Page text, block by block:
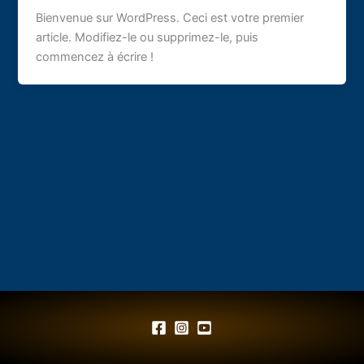
Bienvenue sur WordPress. Ceci est votre premier
article. Modifiez-le ou supprimez-le, puis
commencez à écrire !